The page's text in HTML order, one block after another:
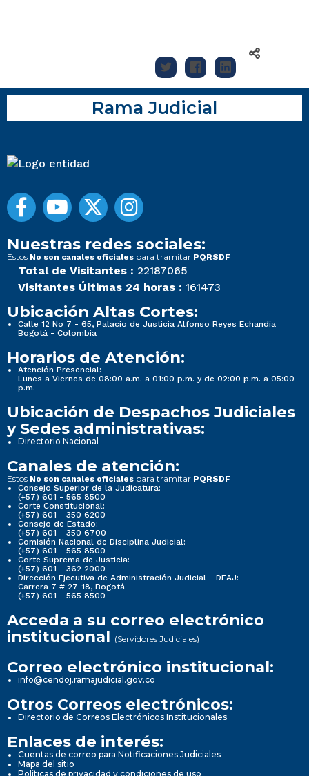
Rama Judicial
Nuestras redes sociales:
Estos No son canales oficiales para tramitar PQRSDF
Total de Visitantes : 22187065
Visitantes Últimas 24 horas : 161473
Ubicación Altas Cortes:
Calle 12 No 7 - 65, Palacio de Justicia Alfonso Reyes Echandía
Bogotá - Colombia
Horarios de Atención:
Atención Presencial:
Lunes a Viernes de 08:00 a.m. a 01:00 p.m. y de 02:00 p.m. a 05:00
p.m.
Ubicación de Despachos Judiciales
y Sedes administrativas:
Directorio Nacional
Canales de atención:
Estos No son canales oficiales para tramitar PQRSDF
Consejo Superior de la Judicatura:
(+57) 601 - 565 8500
Corte Constitucional:
(+57) 601 - 350 6200
Consejo de Estado:
(+57) 601 - 350 6700
Comisión Nacional de Disciplina Judicial:
(+57) 601 - 565 8500
Corte Suprema de Justicia:
(+57) 601 - 362 2000
Dirección Ejecutiva de Administración Judicial - DEAJ:
Carrera 7 # 27-18, Bogotá
(+57) 601 - 565 8500
Acceda a su correo electrónico
institucional (Servidores Judiciales)
Correo electrónico institucional:
info@cendoj.ramajudicial.gov.co
Otros Correos electrónicos:
Directorio de Correos Electrónicos Institucionales
Enlaces de interés:
Cuentas de correo para Notificaciones Judiciales
Mapa del sitio
Políticas de privacidad y condiciones de uso